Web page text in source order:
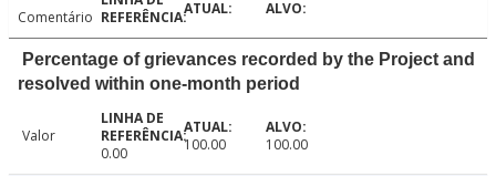
Comentário
Percentage of grievances recorded by the Project and
resolved within one-month period
Valor
0.00
100.00 100.00